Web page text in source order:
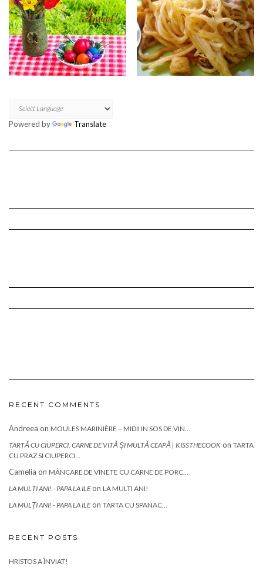
Powered by Translate
RECENT COMMENTS
Andreea on MOULES MARINIÈRE – MIDII IN SOS DE VIN…
TARTĂ CU CIUPERCI, CARNE DE VITĂ ȘI MULTĂ CEAPĂ | KISSTHECOOK on TARTA
CU PRAZ SI CIUPERCI…
Camelia on MÂNCARE DE VINETE CU CARNE DE PORC…
LA MULȚI ANI! - PAPA LA ILEon LA MULTI ANI!
LA MULȚI ANI! - PAPA LA ILEon TARTA CU SPANAC…
RECENT POSTS
HRISTOS A ÎNVIAT!